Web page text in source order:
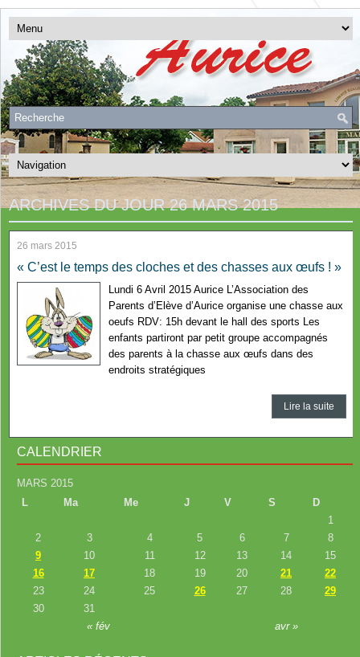
ARCHIVES DU JOUR26 MARS 2015
26 mars 2015
« C’est le temps des cloches et des chasses aux œufs ! »
Lundi 6 Avril 2015 Aurice L’Association des
Parents d’Elève d’Aurice organise une chasse aux
oeufs RDV: 15h devant le hall des sports Les
enfants partiront par petit groupe accompagnés
des parents à la chasse aux œufs dans des
endroits stratégiques
Lire la suite
CALENDRIER
MARS 2015
L
Ma Me J V S D
« fév avr »
1
2
3 4 5 6 7
8
9
10 11 12 13 14
15
16
17 18 19 20 21
22
23
24 25 26 27 28
29
30
31